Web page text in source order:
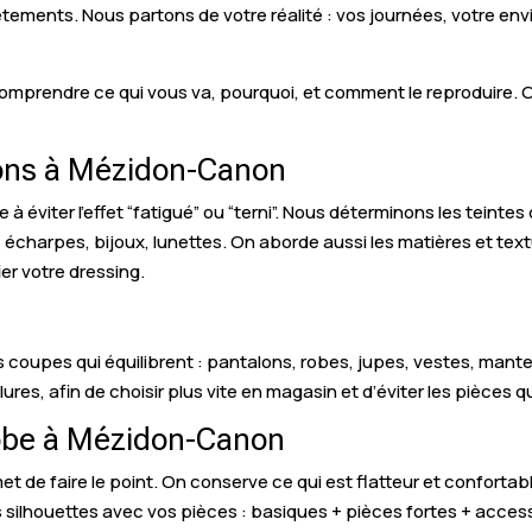
Nous partons de votre réalité : vos journées, votre
ce qui vous va, pourquoi, et comment le reproduire.
à Mézidon-Canon
éviter l’effet “fatigué” ou “terni”. Nous déterminons les
bijoux, lunettes. On aborde aussi les matières et
votre dressing.
qui équilibrent : pantalons, robes, jupes, vestes,
afin de choisir plus vite en magasin et d’éviter les pièces
à Mézidon-Canon
de faire le point. On conserve ce qui est flatteur et
avec vos pièces : basiques + pièces fortes +